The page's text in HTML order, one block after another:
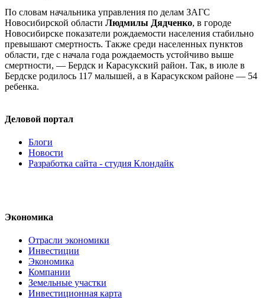
По словам начальника управления по делам ЗАГС
Новосибирской области Людмилы Дядченко, в городе
Новосибирске показатели рождаемости населения стабильно
превышают смертность. Также среди населенных пунктов
области, где с начала года рождаемость устойчиво выше
смертности, — Бердск и Карасукский район. Так, в июле в
Бердске родилось 117 малышей, а в Карасукском районе — 54
ребенка.
Деловой портал
Блоги
Новости
Разработка сайта - студия Клондайк
Экономика
Отрасли экономики
Инвестиции
Экономика
Компании
Земельные участки
Инвестиционная карта